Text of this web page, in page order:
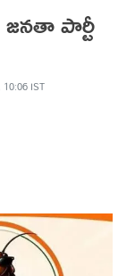
జనతా పార్టీ
IST